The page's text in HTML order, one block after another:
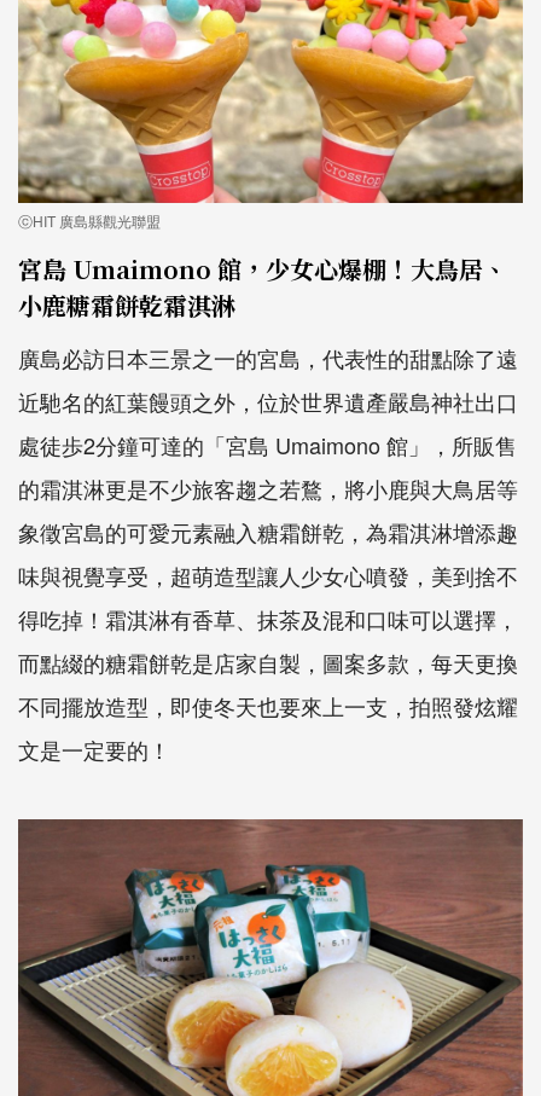
ⓒHIT 廣島縣觀光聯盟
宮島 Umaimono 館，少女心爆棚！大鳥居、
小鹿糖霜餅乾霜淇淋
廣島必訪日本三景之一的宮島，代表性的甜點除了遠
近馳名的紅葉饅頭之外，位於世界遺產嚴島神社出口
處徒歩2分鐘可達的「宮島 Umaimono 館」，所販售
的霜淇淋更是不少旅客趨之若鶩，將小鹿與大鳥居等
象徵宮島的可愛元素融入糖霜餅乾，為霜淇淋增添趣
味與視覺享受，超萌造型讓人少女心噴發，美到捨不
得吃掉！霜淇淋有香草、抹茶及混和口味可以選擇，
而點綴的糖霜餅乾是店家自製，圖案多款，每天更換
不同擺放造型，即使冬天也要來上一支，拍照發炫耀
文是一定要的！